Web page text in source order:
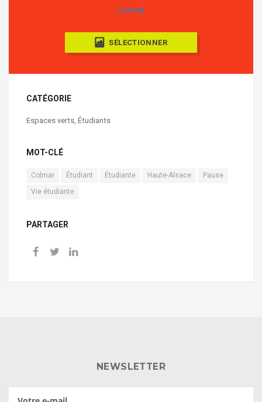
COPIER
SÉLECTIONNER
CATÉGORIE
Espaces verts, Étudiants
MOT-CLÉ
Colmar Étudiant Étudiante Haute-Alsace
Pause
Vie étudiante
PARTAGER
NEWSLETTER